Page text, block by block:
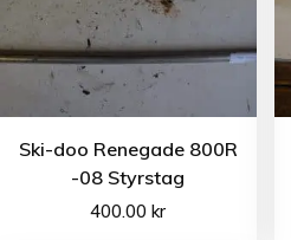
Ski-doo Renegade 800R
-08 Styrstag
400.00kr